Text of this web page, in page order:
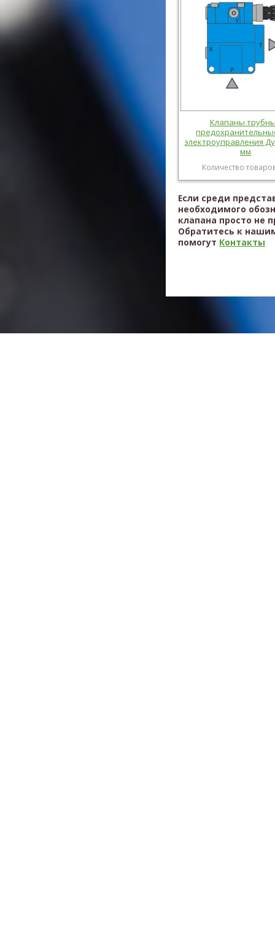
Клапаны
электроуправления
мм
Количество
Если среди
необходимого
клапана просто не
Обратитесь к
помогут Контакты